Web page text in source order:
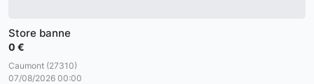
Store banne
0 €
Caumont (27310)
07/08/2026 00:00